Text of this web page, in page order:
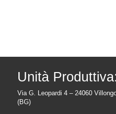
Unità
Via G. Leopardi 4 – 24060
(BG)